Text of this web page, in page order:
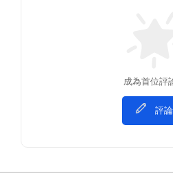
成為首位評
評論